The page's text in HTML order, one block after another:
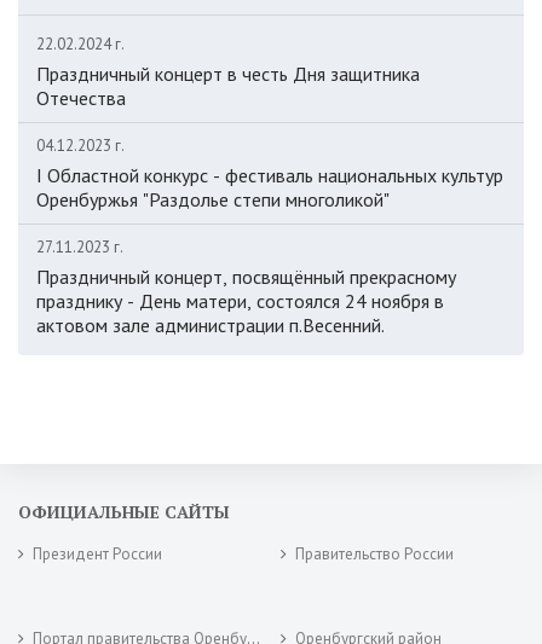
22.02.2024 г.
Праздничный концерт в честь Дня защитника
Отечества
04.12.2023 г.
I Областной конкурс - фестиваль национальных культур
Оренбуржья "Раздолье степи многоликой"
27.11.2023 г.
Праздничный концерт, посвящённый прекрасному
празднику - День матери, состоялся 24 ноября в
актовом зале администрации п.Весенний.
ОФИЦИАЛЬНЫЕ САЙТЫ
Президент России Правительство России
Портал правительства Оренбургской области Оренбургский район